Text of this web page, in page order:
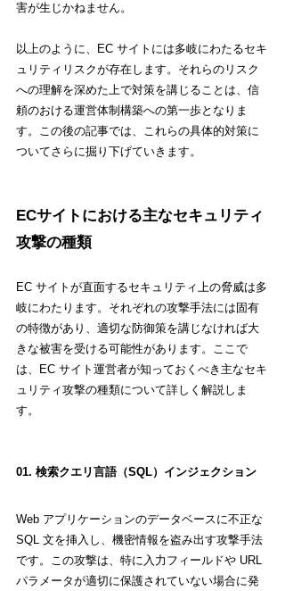
害が生じかねません。
以上のように、EC サイトには多岐にわたるセキ
ュリティリスクが存在します。それらのリスク
への理解を深めた上で対策を講じることは、信
頼のおける運営体制構築への第一歩となりま
す。この後の記事では、これらの具体的対策に
ついてさらに掘り下げていきます。
ECサイトにおける主なセキュリティ
攻撃の種類
EC サイトが直面するセキュリティ上の脅威は多
岐にわたります。それぞれの攻撃手法には固有
の特徴があり、適切な防御策を講じなければ大
きな被害を受ける可能性があります。ここで
は、EC サイト運営者が知っておくべき主なセキ
ュリティ攻撃の種類について詳しく解説しま
す。
01. 検索クエリ言語（SQL）インジェクション
Web アプリケーションのデータベースに不正な
SQL 文を挿入し、機密情報を盗み出す攻撃手法
です。この攻撃は、特に入力フィールドや URL
パラメータが適切に保護されていない場合に発